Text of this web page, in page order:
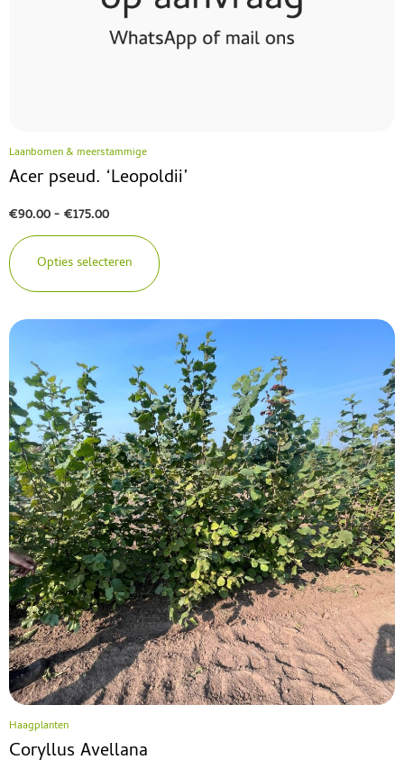
Laanbomen & meerstammige
Acer pseud. ‘Leopoldii’
€90.00-€175.00
Opties selecteren
Haagplanten
Coryllus Avellana